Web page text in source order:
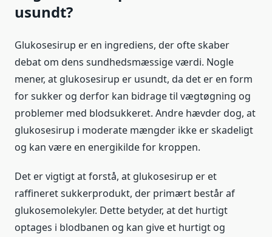
usundt?
Glukosesirup er en ingrediens, der ofte skaber
debat om dens sundhedsmæssige værdi. Nogle
mener, at glukosesirup er usundt, da det er en form
for sukker og derfor kan bidrage til vægtøgning og
problemer med blodsukkeret. Andre hævder dog, at
glukosesirup i moderate mængder ikke er skadeligt
og kan være en energikilde for kroppen.
Det er vigtigt at forstå, at glukosesirup er et
raffineret sukkerprodukt, der primært består af
glukosemolekyler. Dette betyder, at det hurtigt
optages i blodbanen og kan give et hurtigt og